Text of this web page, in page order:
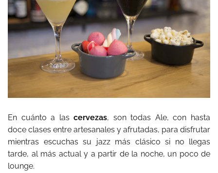
En cuánto a lascervezas, son todas Ale, con hasta
doce clases entre artesanales y afrutadas, para disfrutar
mientras escuchas su jazz más clásico si no llegas
tarde, al más actual y a partir de la noche, un poco de
lounge.